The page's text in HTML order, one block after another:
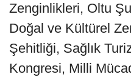
Zenginlikleri, Oltu
Doğal ve Kültürel
Şehitliği, Sağlık
Kongresi, Milli